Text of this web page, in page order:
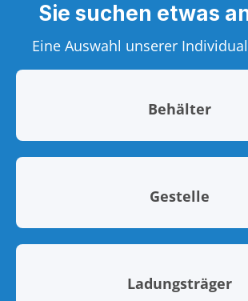
Sie suchen etwas
Eine Auswahl unserer
Behälter
Gestelle
Ladungsträger